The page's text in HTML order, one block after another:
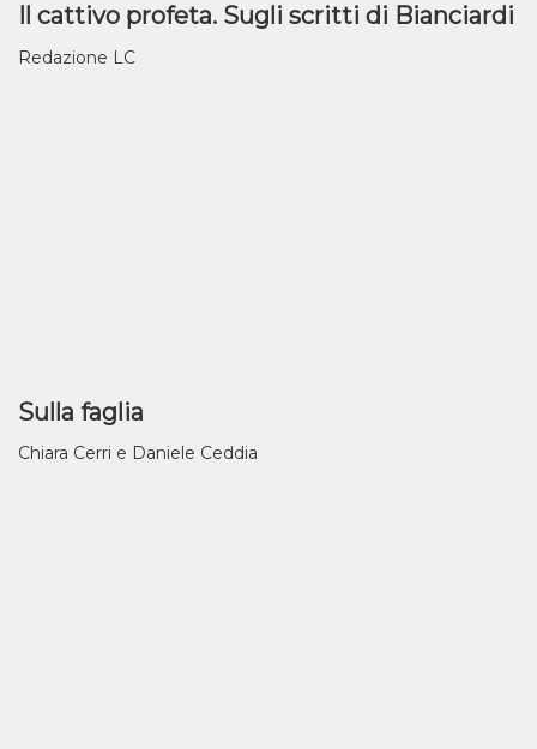
Il cattivo profeta. Sugli scritti di Bianciardi
Redazione LC
Sulla faglia
Chiara Cerri e Daniele Ceddia